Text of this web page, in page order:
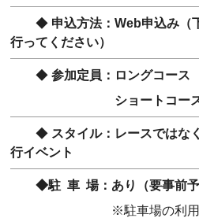
◆ 申込方法：Web申込み（
行ってください）
◆参加定員：ロングコ
ショートコース
◆ スタイル：レースではな
行イベント
◆駐 車 場：あり（要事前予
※駐車場の利用を希望